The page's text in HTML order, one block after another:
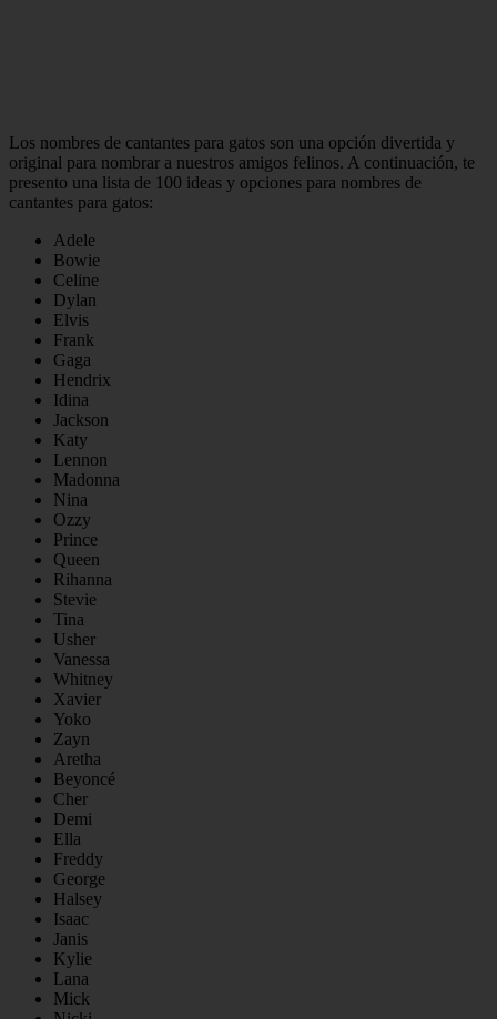
Los nombres de cantantes para gatos son una opción divertida y
original para nombrar a nuestros amigos felinos. A continuación, te
presento una lista de 100 ideas y opciones para nombres de
cantantes para gatos:
Adele
Bowie
Celine
Dylan
Elvis
Frank
Gaga
Hendrix
Idina
Jackson
Katy
Lennon
Madonna
Nina
Ozzy
Prince
Queen
Rihanna
Stevie
Tina
Usher
Vanessa
Whitney
Xavier
Yoko
Zayn
Aretha
Beyoncé
Cher
Demi
Ella
Freddy
George
Halsey
Isaac
Janis
Kylie
Lana
Mick